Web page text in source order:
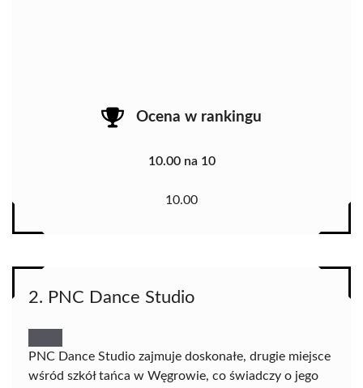
Ocena w rankingu
10.00 na 10
10.00
2. PNC Dance Studio
PNC Dance Studio zajmuje doskonałe, drugie miejsce
wśród szkół tańca w Węgrowie, co świadczy o jego